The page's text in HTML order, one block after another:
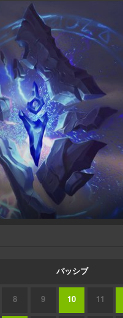
パッシブ
8 9 10 11